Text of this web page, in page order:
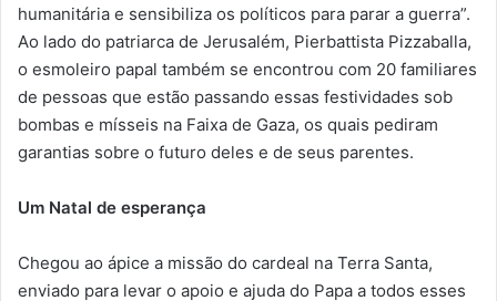
humanitária e sensibiliza os políticos para parar a guerra”.
Ao lado do patriarca de Jerusalém, Pierbattista Pizzaballa,
o esmoleiro papal também se encontrou com 20 familiares
de pessoas que estão passando essas festividades sob
bombas e mísseis na Faixa de Gaza, os quais pediram
garantias sobre o futuro deles e de seus parentes.
Um Natal de esperança
Chegou ao ápice a missão do cardeal na Terra Santa,
enviado para levar o apoio e ajuda do Papa a todos esses